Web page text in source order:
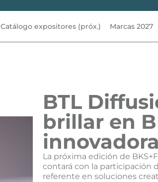
Catálogo expositores (próx.) Marcas 2027
BTL
brillar en
La próxima edición de
contará con la participación
referente en soluciones